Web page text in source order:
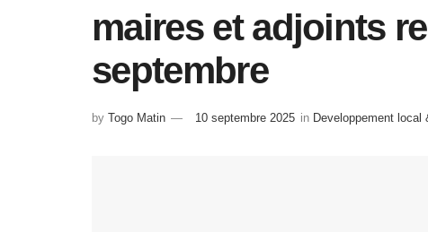
maires et adjoints
septembre
by Togo Matin 10 septembre 2025 in Developpement local